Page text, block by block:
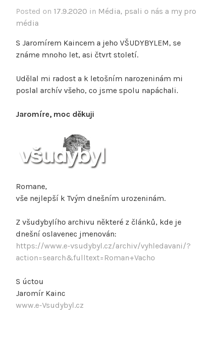
Posted on 17.9.2020 in Média, psali o nás a my pro
média
S Jaromírem Kaincem a jeho VŠUDYBYLEM, se
známe mnoho let, asi čtvrt století.
Udělal mi radost a k letošním narozeninám mi
poslal archív všeho, co jsme spolu napáchali.
Jaromíre, moc děkuji
Romane,
vše nejlepší k Tvým dnešním urozeninám.
Z všudybylího archivu některé z článků, kde je
dnešní oslavenec jmenován:
https://www.e-vsudybyl.cz/archiv/vyhledavani/?
action=search&fulltext=Roman+Vacho
S úctou
Jaromír Kainc
www.e-Vsudybyl.cz